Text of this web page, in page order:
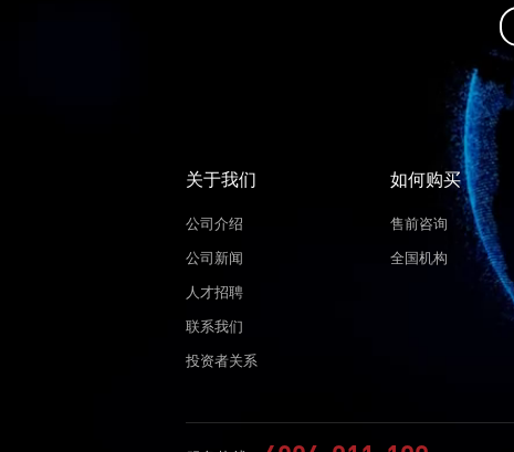
关于我们
公司介绍
公司新闻
人才招聘
联系我们
投资者关系
如何购买
售前咨询
全国机构